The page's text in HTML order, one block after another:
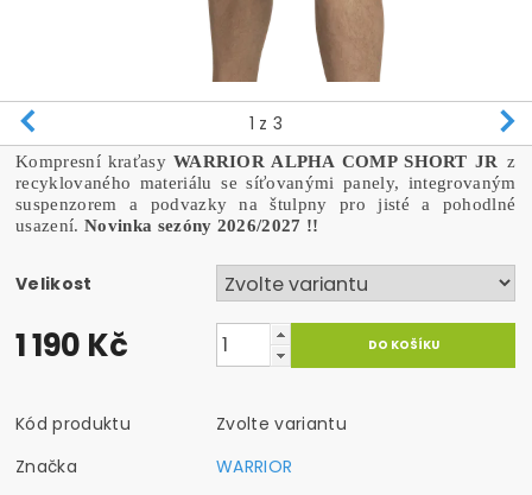
1 z 3
Kompresní kraťasy WARRIOR ALPHA COMP SHORT JR z
recyklovaného materiálu se síťovanými panely, integrovaným
suspenzorem a podvazky na štulpny pro jisté a pohodlné
usazení. Novinka sezóny 2026/2027 !!
Velikost
1 190 Kč
Kód produktu
Zvolte variantu
Značka
WARRIOR